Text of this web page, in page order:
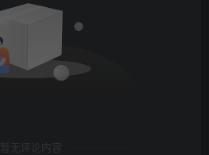
暂无评论内容